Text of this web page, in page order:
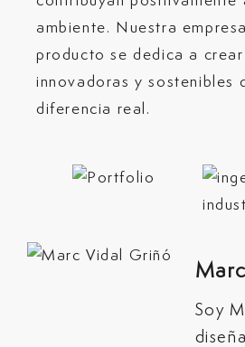
ambiente. Nuestra
producto se dedica a
innovadoras y sostenibles
diferencia real.
Soy